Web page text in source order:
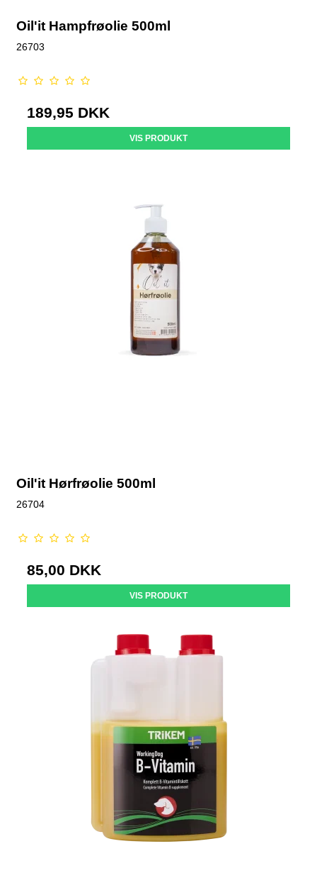
Oil'it Hampfrøolie 500ml
26703
189,95 DKK
VIS PRODUKT
Oil'it Hørfrøolie 500ml
26704
85,00 DKK
VIS PRODUKT